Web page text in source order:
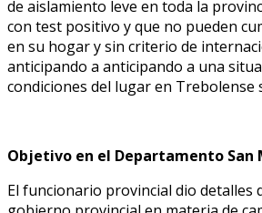
de aislamiento leve en toda la
con test positivo y que no pueden
en su hogar y sin criterio de
anticipando a anticipando a una
condiciones del lugar en Trebolense
Objetivo en el Departamento San
El funcionario provincial dio detalles